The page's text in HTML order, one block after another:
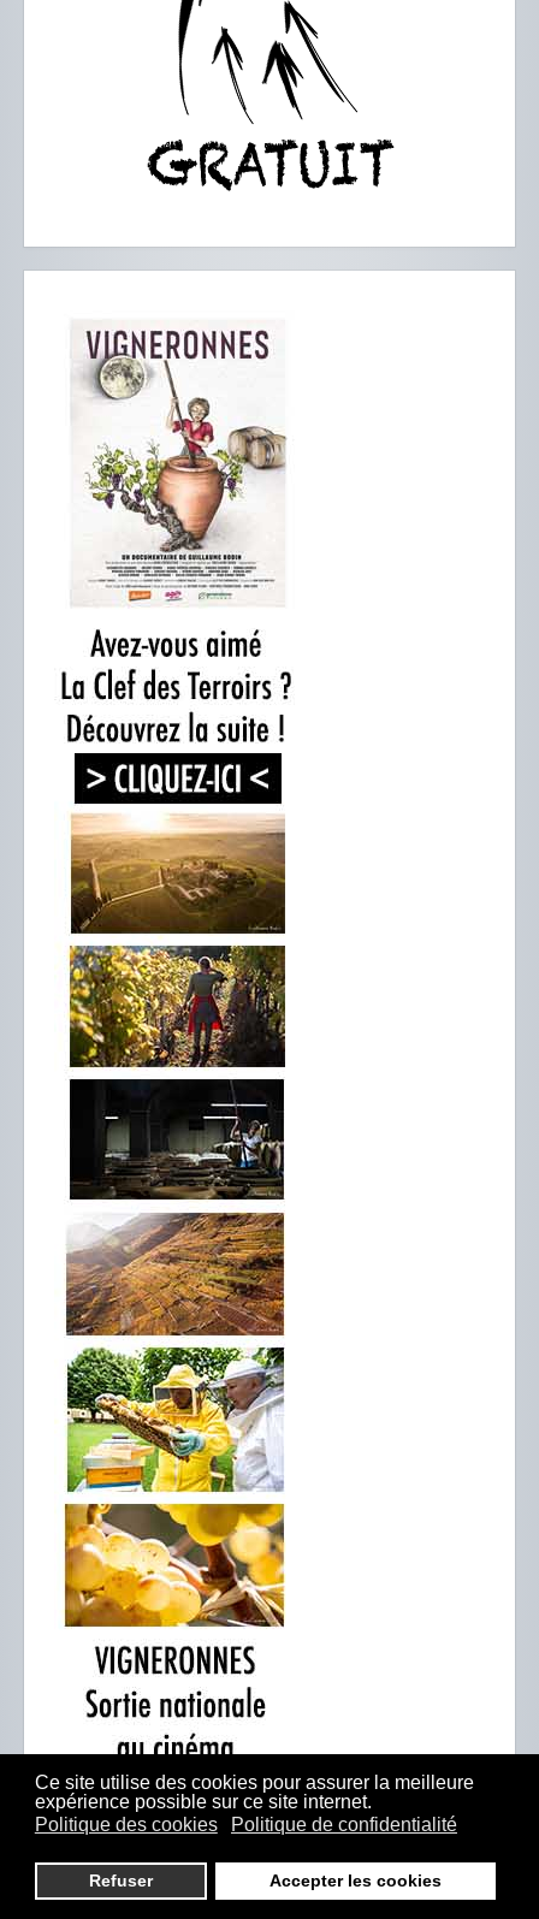
Ce site utilise des cookies pour assurer la meilleure
expérience possible sur ce site internet.
Politique des cookies
Politique de confidentialité
Refuser Accepter les cookies